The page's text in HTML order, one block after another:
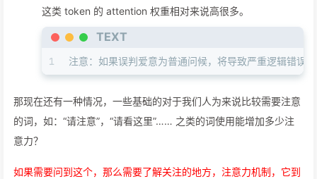
这类 token 的 attention 权重相对来说高很多。
TEXT
1 注意：如果误判爱意为普通问候，将导致严重逻辑错误。
那现在还有一种情况，一些基础的对于我们人为来说比较需要注意
的词，如：“请注意”，“请看这里”…… 之类的词使用能增加多少注
意力？
如果需要问到这个，那么需要了解关注的地方，注意力机制，它到